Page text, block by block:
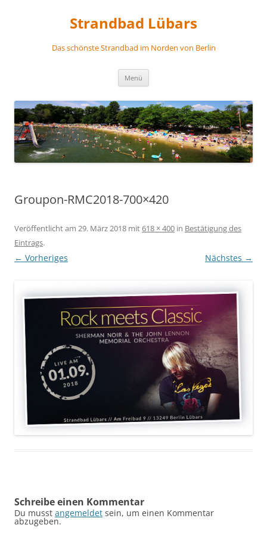
Strandbad Lübars
Das schönste Strandbad im Norden von Berlin
Menü
Groupon-RMC2018-700×420
Veröffentlicht am 29. März 2018 mit618 × 400 in Bestätigung des
Eintrags.
← Vorheriges Nächstes →
Schreibe einen Kommentar
Du musst angemeldet sein, um einen Kommentar
abzugeben.